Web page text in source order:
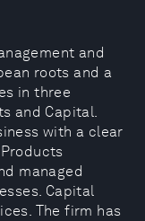
and
roots and a
in three
and Capital.
with a clear
managed
Capital
The firm has